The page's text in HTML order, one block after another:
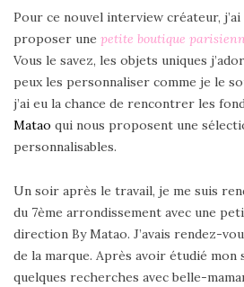
Pour ce nouvel interview créateur, j’ai
proposer une petite boutique
Vous le savez, les objets uniques
peux les personnaliser comme je le
j’ai eu la chance de rencontrer les
Matao qui nous proposent une
personnalisables.
Un soir après le travail, je me suis
du 7ème arrondissement avec une
direction By Matao. J’avais rendez-
de la marque. Après avoir étudié mon
quelques recherches avec belle-